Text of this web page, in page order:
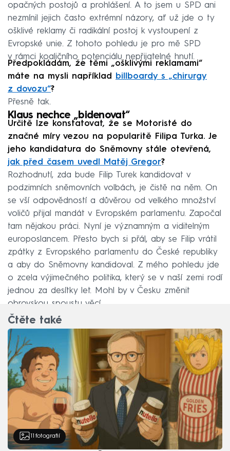
opačných postojů a prohlášení. A to jsem u SPD ani
nezmínil jejich často extrémní názory, ať už jde o ty
ošklivé reklamy či radikální postoj k vystoupení z
Evropské unie. Z tohoto pohledu je pro mě SPD
v rámci koaličního potenciálu nepřijatelné hnutí.
Předpokládám, že těmi „ošklivými reklamami“
máte na mysli například
billboardy s „chirurgy
z dovozu“?
Přesně tak.
Klaus nechce „bidenovat“
Určitě lze konstatovat, že se Motoristé do
značné míry vezou na popularitě Filipa Turka. Je
jeho kandidatura do Sněmovny stále otevřená,
jak před časem uvedl Matěj Gregor?
Rozhodnutí, zda bude Filip Turek kandidovat v
podzimních sněmovních volbách, je čistě na něm. On
se vší odpovědností a důvěrou od velkého množství
voličů přijal mandát v Evropském parlamentu. Započal
tam nějakou práci. Nyní je významným a viditelným
europoslancem. Přesto bych si přál, aby se Filip vrátil
zpátky z Evropského parlamentu do České republiky
a aby do Sněmovny kandidoval. Z mého pohledu jde
o zcela výjimečného politika, který se v naší zemi rodí
jednou za desítky let. Mohl by v Česku změnit
obrovskou spoustu věcí.
Čtěte také
fotografií